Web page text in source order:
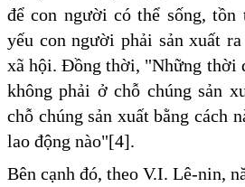
để con người có thể sống,
yếu con người phải sản xuất
xã hội. Đồng thời, "Những thời
không phải ở chỗ chúng sản
chỗ chúng sản xuất bằng cách
lao động nào"[4].
Bên cạnh đó, theo V.I. Lê-nin,